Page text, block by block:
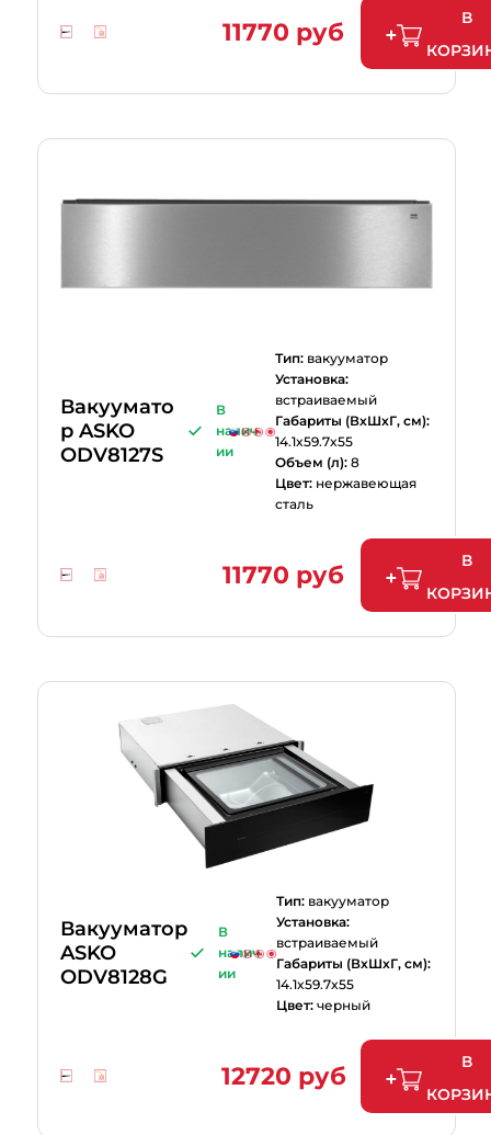
11770 руб
В
Вакуумато
р ASKO
ODV8127S
В
налич
ии
Тип: вакууматор
Установка:
встраиваемый
Габариты (ВхШхГ, см):
14.1x59.7x55
Объем (л): 8
Цвет: нержавеющая
сталь
11770 руб
В
Вакууматор
ASKO
ODV8128G
В
налич
ии
Тип: вакууматор
Установка:
встраиваемый
Габариты (ВхШхГ, см):
14.1x59.7x55
Цвет: черный
12720 руб
В